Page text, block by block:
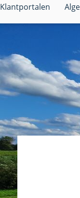
Klantportalen